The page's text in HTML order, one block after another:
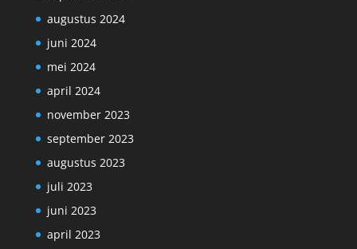
augustus 2024
juni 2024
mei 2024
april 2024
november 2023
september 2023
augustus 2023
juli 2023
juni 2023
april 2023